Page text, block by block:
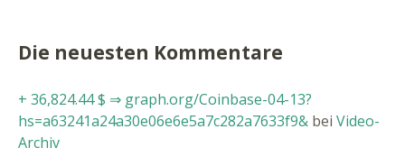
Die neuesten Kommentare
+ 36,824.44 $ ⇒ graph.org/Coinbase-04-13?
hs=a63241a24a30e06e6e5a7c282a7633f9& bei Video-
Archiv